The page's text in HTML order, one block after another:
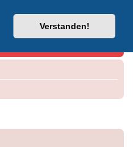
Verstanden!
Helpdesk